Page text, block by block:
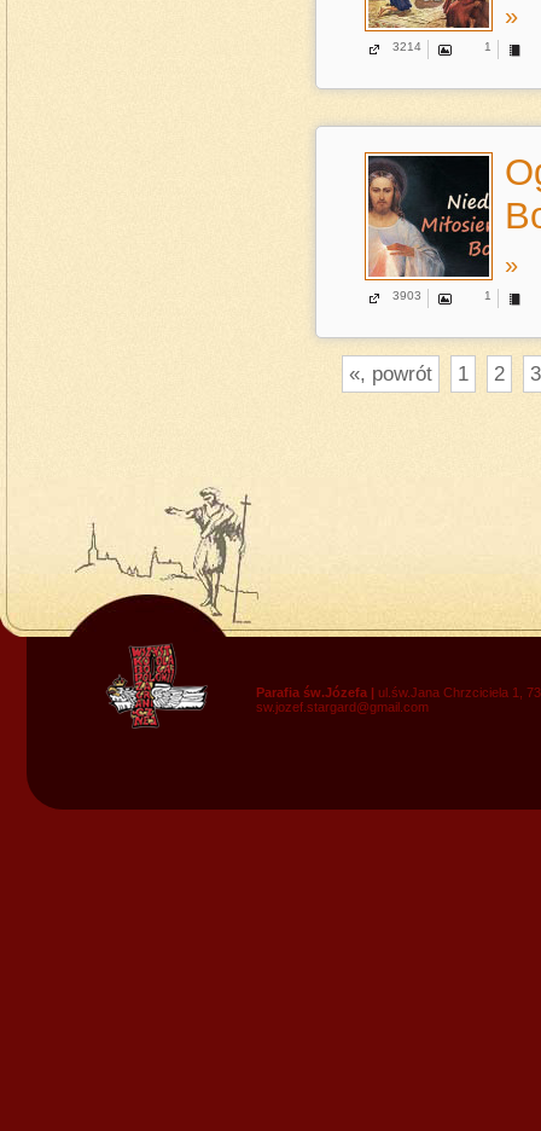
»
3214 1
»
3903 1
«, powrót 1 2 3
Parafia św.Józefa | ul.św.Jana Chrzciciela 1,
sw.jozef.stargard@gmail.com